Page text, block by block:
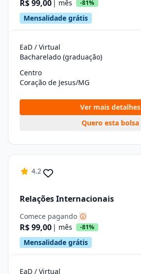
R$ 99,00 | mês -81%
Mensalidade grátis
EaD / Virtual
Bacharelado (graduação)
Centro
Coração de Jesus/MG
Ver mais detalhes
Quero esta bolsa
4.2
Relações Internacionais
Comece pagando
R$ 99,00 | mês -81%
Mensalidade grátis
EaD / Virtual